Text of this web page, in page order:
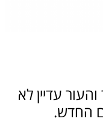
עדיין לא
החדש.